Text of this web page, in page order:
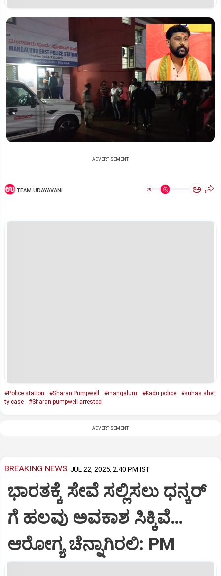
ADVERTISEMENT
TEAM UDAYAVANI ಅ ಅ
#Police station #Sharan Pumpwell #mangaluru #Kadri police
#suhas shet
ty case
#Sharan pumpwell arrested
ADVERTISEMENT
BREAKING NEWS JUL 22, 2025, 2:40 PM IST
ಭಾರತಕ್ಕೆ ಸೇವೆ ಸಲ್ಲಿಸಲು ಧನ್ಕರ್‌
ಗೆ ಹಲವು ಅವಕಾಶ ಸಿಕ್ಕಿವೆ…
ಆರೋಗ್ಯ ಚೆನ್ನಾಗಿರಲಿ: PM